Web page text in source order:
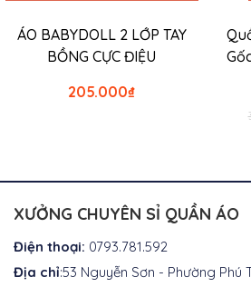
ÁO BABYDOLL 2 LỚP TAY
BỒNG CỰC ĐIỆU
₫
205.000
XƯỞNG CHUYÊN SỈ QUẦN ÁO
Điện thoại: 0793.781.592
Địa chỉ:53 Nguyễn Sơn - Phường Phú